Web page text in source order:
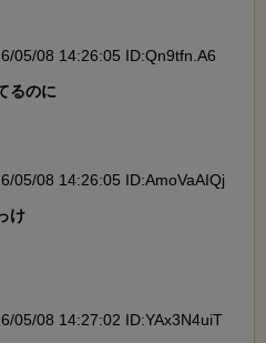
05/08 14:26:05 ID:Qn9tfn.A6
るのに
05/08 14:26:05 ID:AmoVaAIQj
け
05/08 14:27:02 ID:YAx3N4uiT